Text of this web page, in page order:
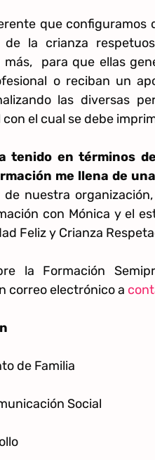
que configuramos
la crianza
para que ellas
o reciban un
las diversas
el cual se debe
tenido en términos
me llena de
nuestra
con Mónica y el
Feliz y Crianza
la Formación
correo electrónico a
de Familia
Social